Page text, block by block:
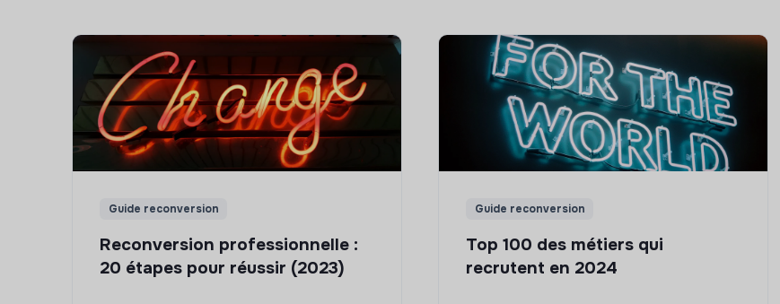
Guide reconversion
Reconversion professionnelle :
20 étapes pour réussir (2023)
Guide reconversion
Top 100 des métiers qui
recrutent en 2024